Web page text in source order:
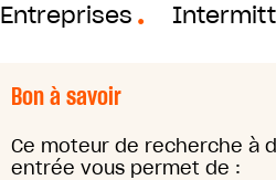
Entreprises
Bon à savoir
Ce moteur de recherche à
entrée vous permet de :